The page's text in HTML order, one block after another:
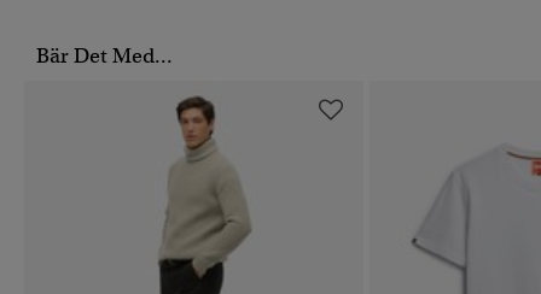
Bär Det Med...